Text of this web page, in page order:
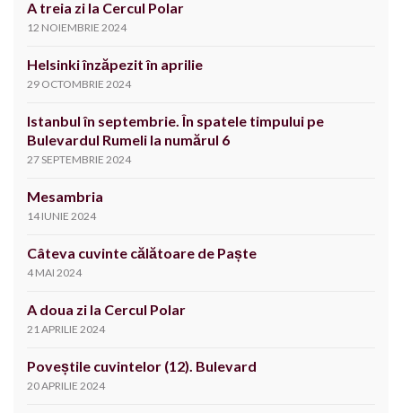
A treia zi la Cercul Polar
12 NOIEMBRIE 2024
Helsinki înzăpezit în aprilie
29 OCTOMBRIE 2024
Istanbul în septembrie. În spatele timpului pe
Bulevardul Rumeli la numărul 6
27 SEPTEMBRIE 2024
Mesambria
14 IUNIE 2024
Câteva cuvinte călătoare de Paște
4 MAI 2024
A doua zi la Cercul Polar
21 APRILIE 2024
Poveștile cuvintelor (12). Bulevard
20 APRILIE 2024